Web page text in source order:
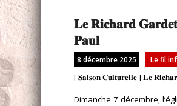
𝐋𝐞 𝐑𝐢𝐜𝐡𝐚𝐫𝐝 𝐆𝐚𝐫𝐝𝐞𝐭
𝐏𝐚𝐮𝐥
8 décembre 2025 Le fil
[ 𝐒𝐚𝐢𝐬𝐨𝐧 𝐂𝐮𝐥𝐭𝐮𝐫𝐞𝐥𝐥𝐞 ] 𝐋𝐞
Dimanche 7 décembre,